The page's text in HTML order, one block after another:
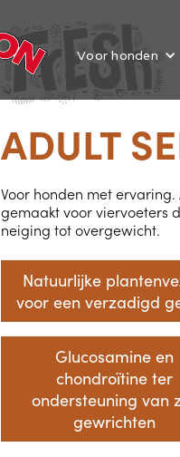
Voor honden
ADULT
Voor honden met ervaring.
gemaakt voor viervoeters
neiging tot overgewicht.
Natuurlijke
voor een verzadigd
Glucosamine en
chondroïtine ter
ondersteuning van
gewrichten